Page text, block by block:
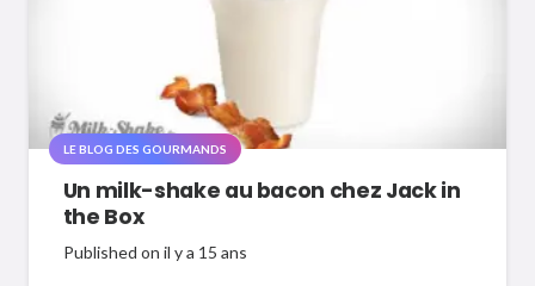
LE BLOG DES GOURMANDS
Un milk-shake au bacon chez Jack in
the Box
Published on il y a 15 ans